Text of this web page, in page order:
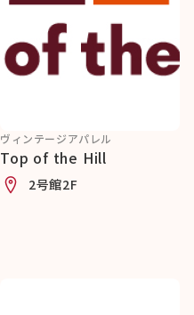
ヴィンテージアパレル
Top of the Hill
2号館2F